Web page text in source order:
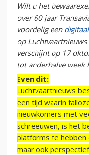
Wilt u het
over 60 jaar
voordelig een
op Luchtvaartnieuws
verschijnt op 17
tot anderhalve week
Even dit:
Luchtvaartnieuws
een tijd waarin
nieuwkomers met
schreeuwen, is het
platforms te hebben
maar ook